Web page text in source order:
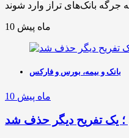
10 ماه پیش
بانک و بیمه، بورس و فارکس
10 ماه پیش
؛ یک تفریح دیگر حذف شد